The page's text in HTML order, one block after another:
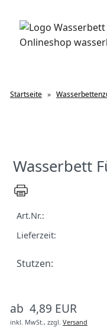
Startseite »
Wasserbett
Art.Nr.:
Lieferzeit:
Stutzen:
ab 4,89 EUR
inkl. MwSt., zzgl. Versand